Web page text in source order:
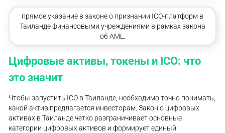
прямое указание в законе о признании ICO-платформ в
Таиланде финансовыми учреждениями в рамках закона
об AML.
Цифровые активы, токены и ICO: что
это значит
Чтобы запустить ICO в Таиланде, необходимо точно понимать,
какой актив предлагается инвесторам. Закон о цифровых
активах в Таиланде четко разграничивает основные
категории цифровых активов и формирует единый